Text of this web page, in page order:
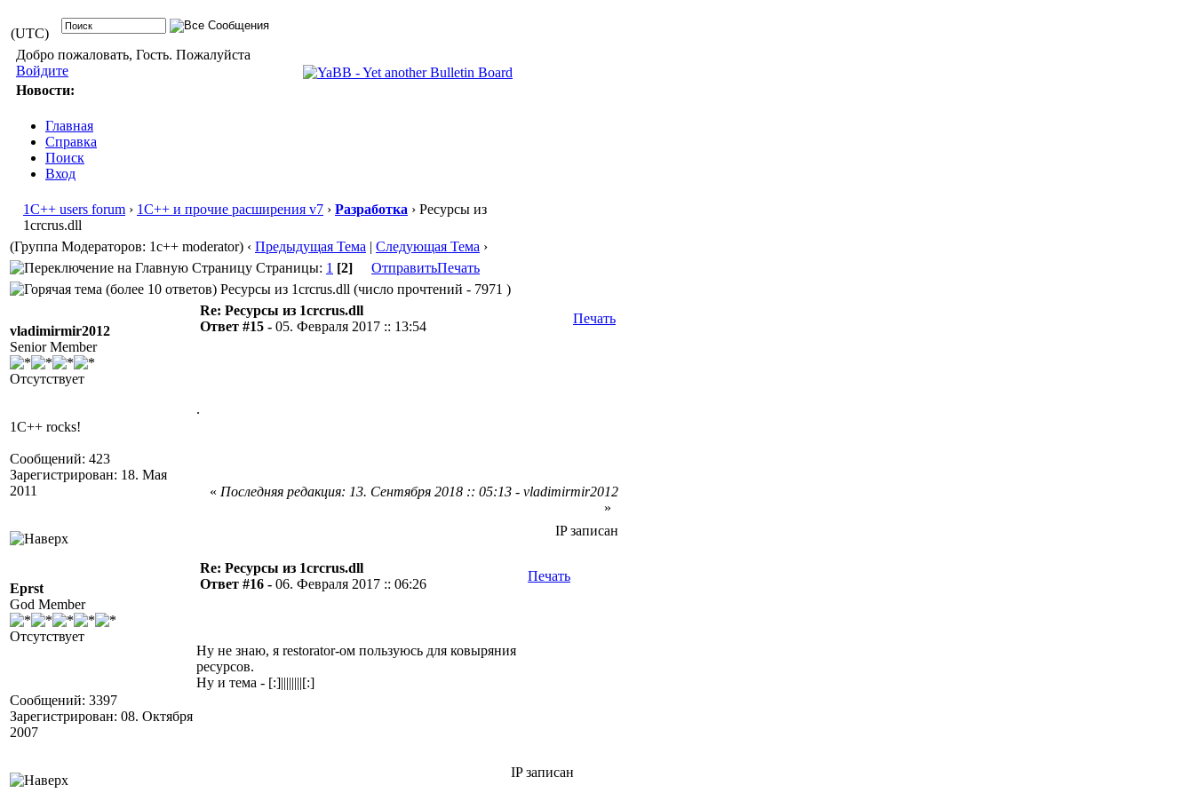
(UTC)
Добро пожаловать, Гость. Пожалуйста
Войдите
Новости:
Главная
Справка
Поиск
Вход
1С++ users forum › 1С++ и прочие расширения v7 › Разработка › Ресурсы из
1crcrus.dll
(Группа Модераторов: 1c++ moderator) ‹ Предыдущая Тема | Следующая Тема ›
Страницы: 1 [2] ОтправитьПечать
Ресурсы из 1crcrus.dll (число прочтений - 7971 )
vladimirmir2012
Senior Member
Отсутствует
1C++ rocks!
Сообщений: 423
Зарегистрирован: 18. Мая
2011
Re: Ресурсы из 1crcrus.dll
Ответ #15 - 05. Февраля 2017 :: 13:54
Печать
.
« Последняя редакция: 13. Сентября 2018 :: 05:13 - vladimirmir2012
»
IP записан
Eprst
God Member
Отсутствует
Сообщений: 3397
Зарегистрирован: 08. Октября
2007
Re: Ресурсы из 1crcrus.dll
Ответ #16 - 06. Февраля 2017 :: 06:26
Печать
Ну не знаю, я restorator-ом пользуюсь для ковыряния
ресурсов.
Ну и тема - [:]||||||||[:]
IP записан